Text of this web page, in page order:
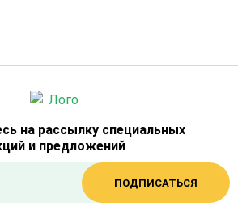
на рассылку специальных
и предложений
ПОДПИСАТЬСЯ